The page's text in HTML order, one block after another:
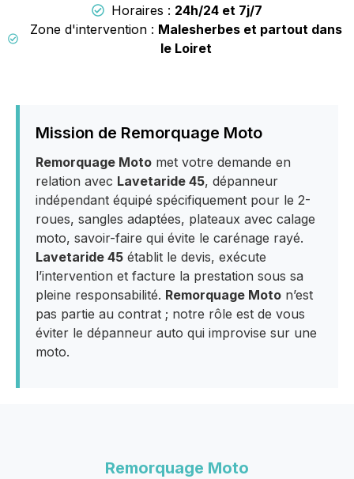
Horaires : 24h/24 et 7j/7
Zone d'intervention : Malesherbes et partout dans
le Loiret
Mission de Remorquage Moto
Remorquage Moto met votre demande en
relation avec Lavetaride 45, dépanneur
indépendant équipé spécifiquement pour le 2-
roues, sangles adaptées, plateaux avec calage
moto, savoir-faire qui évite le carénage rayé.
Lavetaride 45 établit le devis, exécute
l’intervention et facture la prestation sous sa
pleine responsabilité. Remorquage Moto n’est
pas partie au contrat ; notre rôle est de vous
éviter le dépanneur auto qui improvise sur une
moto.
Remorquage Moto